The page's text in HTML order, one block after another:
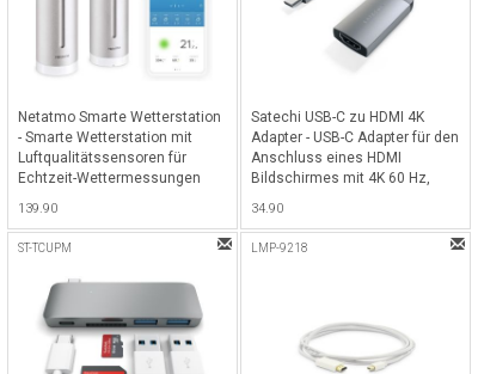
Netatmo Smarte Wetterstation
- Smarte Wetterstation mit
Luftqualitätssensoren für
Echtzeit-Wettermessungen
139.90
Satechi USB-C zu HDMI 4K
Adapter - USB-C Adapter für den
Anschluss eines HDMI
Bildschirmes mit 4K 60 Hz,
34.90
ST-TCUPM LMP-9218